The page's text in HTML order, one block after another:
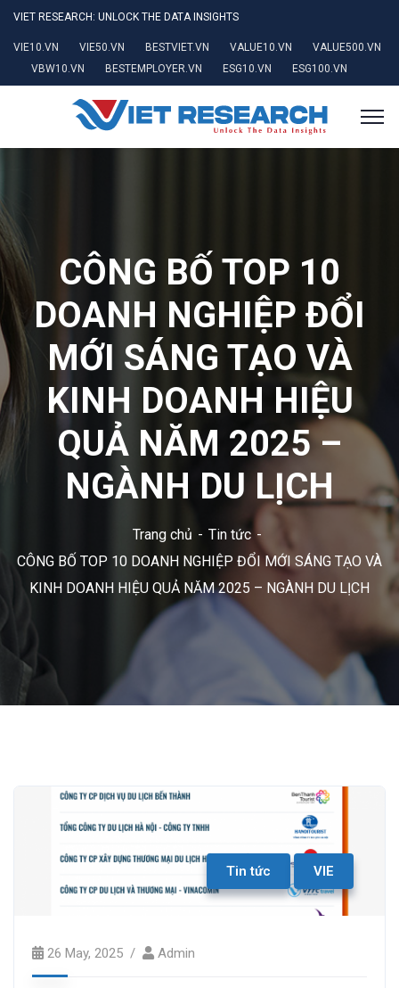
VIET RESEARCH: UNLOCK THE DATA INSIGHTS
VIE10.VN VIE50.VN BESTVIET.VN VALUE10.VN
VALUE500.VN
VBW10.VN
BESTEMPLOYER.VN ESG10.VN ESG100.VN
CÔNG BỐ TOP 10
DOANH NGHIỆP ĐỔI
MỚI SÁNG TẠO VÀ
KINH DOANH HIỆU
QUẢ NĂM 2025 –
NGÀNH DU LỊCH
Trang chủ
Tin tức
CÔNG BỐ TOP 10 DOANH NGHIỆP ĐỔI MỚI SÁNG TẠO VÀ
KINH DOANH HIỆU QUẢ NĂM 2025 – NGÀNH DU LỊCH
Tin tức VIE
26 May, 2025 Admin